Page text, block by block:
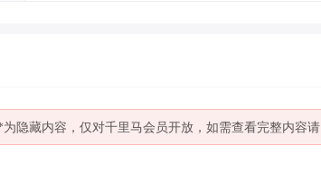
隐藏内容，仅对千里马会员开放，如需查看完整内容请